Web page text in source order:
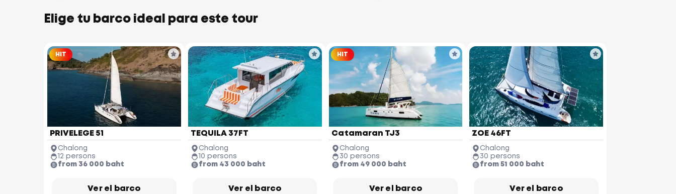
Elige tu barco ideal para este tour
Ver el barco
HIT
PRIVELEGE 51
Chalong
12 persons
from 36 000 baht
Ver el barco
TEQUILA 37FT
Chalong
10 persons
from 43 000 baht
Ver el barco
HIT
Catamaran TJ3
Chalong
30 persons
from 49 000 baht
Ver el barco
ZOE 46FT
Chalong
30 persons
from 51 000 baht